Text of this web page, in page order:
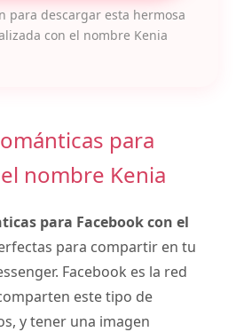
para descargar esta hermosa
con el nombre Kenia
para
nombre Kenia
para Facebook con el
para compartir en tu
Facebook es la red
este tipo de
y tener una imagen